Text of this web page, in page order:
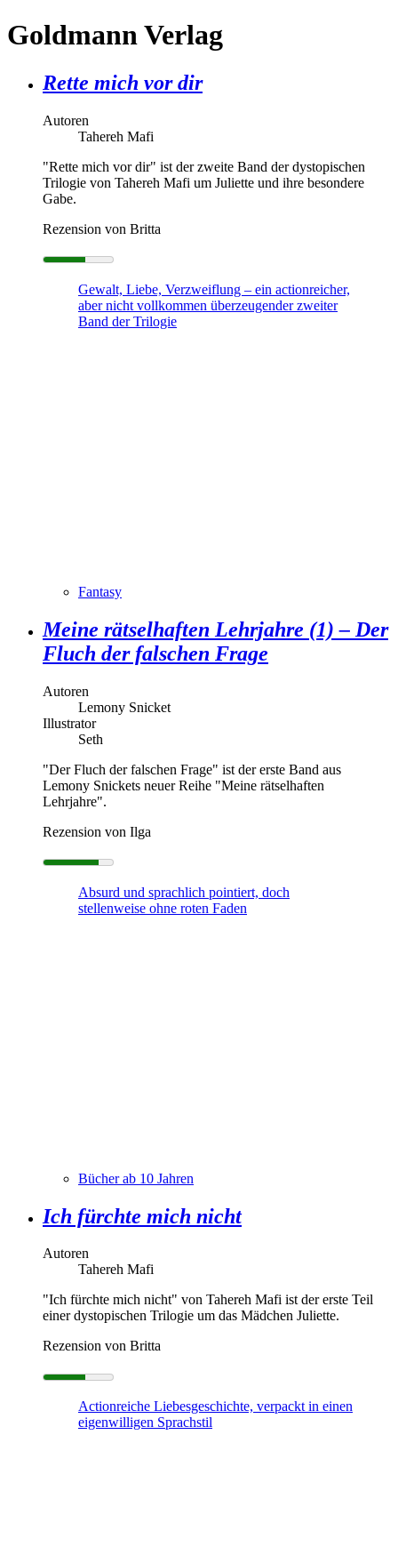
Goldmann Verlag
Rette mich vor dir
Autoren
Tahereh Mafi
"Rette mich vor dir" ist der zweite Band der dystopischen
Trilogie von Tahereh Mafi um Juliette und ihre besondere
Gabe.
Rezension von Britta
Gewalt, Liebe, Verzweiflung – ein actionreicher,
aber nicht vollkommen überzeugender zweiter
Band der Trilogie
Fantasy
Meine rätselhaften Lehrjahre (1) – Der
Fluch der falschen Frage
Autoren
Lemony Snicket
Illustrator
Seth
"Der Fluch der falschen Frage" ist der erste Band aus
Lemony Snickets neuer Reihe "Meine rätselhaften
Lehrjahre".
Rezension von Ilga
Absurd und sprachlich pointiert, doch
stellenweise ohne roten Faden
Bücher ab 10 Jahren
Ich fürchte mich nicht
Autoren
Tahereh Mafi
"Ich fürchte mich nicht" von Tahereh Mafi ist der erste Teil
einer dystopischen Trilogie um das Mädchen Juliette.
Rezension von Britta
Actionreiche Liebesgeschichte, verpackt in einen
eigenwilligen Sprachstil